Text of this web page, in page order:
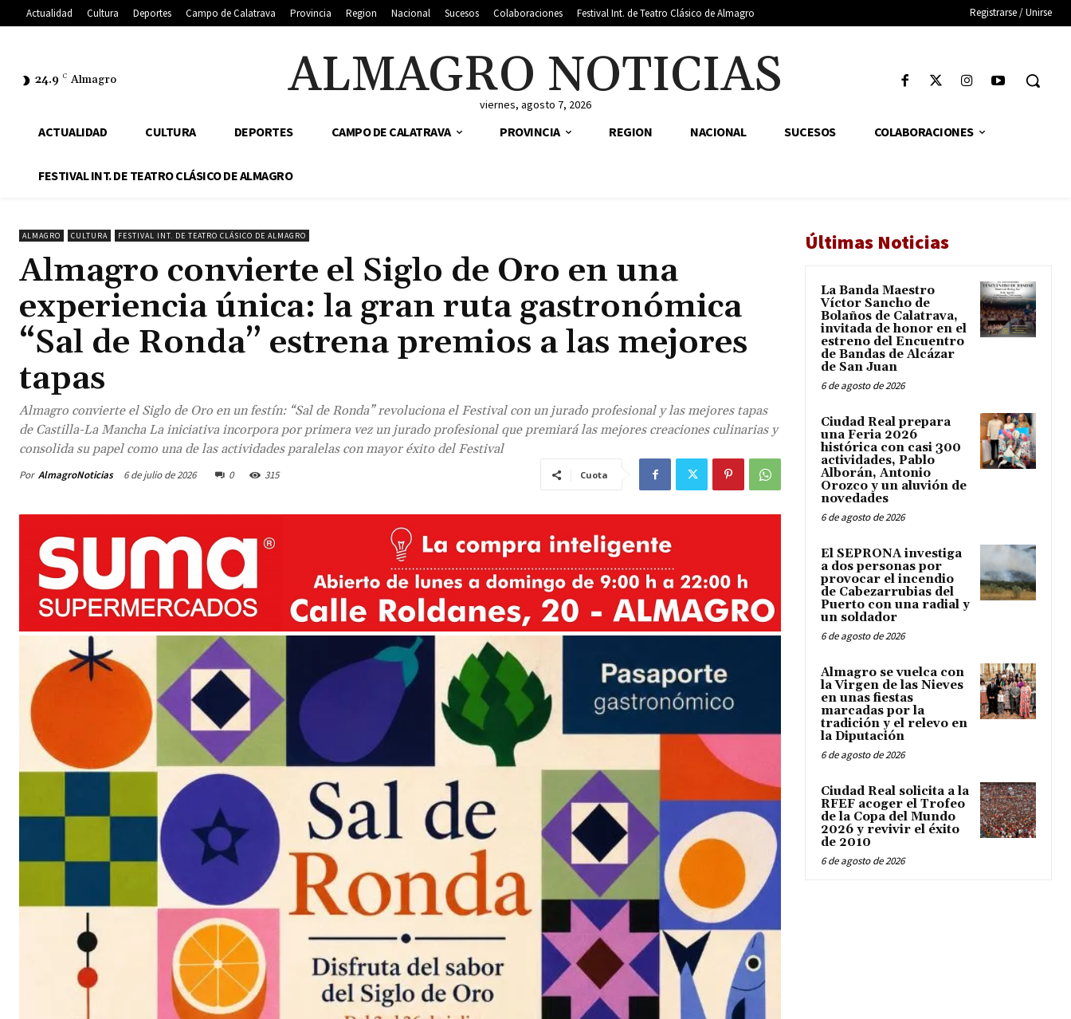
Actualidad Cultura Deportes Campo de Calatrava Provincia Region Nacional Sucesos Colaboraciones Festival Int. de Teatro Clásico de Almagro Registrarse / Unirse
24.9 C Almagro ALMAGRO NOTICIAS
viernes, agosto 7, 2026
ACTUALIDAD CULTURA DEPORTES CAMPO DE CALATRAVA PROVINCIA REGION NACIONAL SUCESOS COLABORACIONES
FESTIVAL INT. DE TEATRO CLÁSICO DE ALMAGRO
ALMAGRO CULTURA FESTIVAL INT. DE TEATRO CLÁSICO DE ALMAGRO
Almagro convierte el Siglo de Oro en una
experiencia única: la gran ruta gastronómica
“Sal de Ronda” estrena premios a las mejores
tapas
Almagro convierte el Siglo de Oro en un festín: “Sal de Ronda” revoluciona el Festival con un jurado profesional y las mejores tapas
de Castilla-La Mancha La iniciativa incorpora por primera vez un jurado profesional que premiará las mejores creaciones culinarias y
consolida su papel como una de las actividades paralelas con mayor éxito del Festival
Por AlmagroNoticias 6 de julio de 2026 0 315 Cuota
Últimas Noticias
La Banda Maestro
Víctor Sancho de
Bolaños de Calatrava,
invitada de honor en el
estreno del Encuentro
de Bandas de Alcázar
de San Juan
6 de agosto de 2026
Ciudad Real prepara
una Feria 2026
histórica con casi 300
actividades, Pablo
Alborán, Antonio
Orozco y un aluvión de
novedades
6 de agosto de 2026
El SEPRONA investiga
a dos personas por
provocar el incendio
de Cabezarrubias del
Puerto con una radial y
un soldador
6 de agosto de 2026
Almagro se vuelca con
la Virgen de las Nieves
en unas fiestas
marcadas por la
tradición y el relevo en
la Diputación
6 de agosto de 2026
Ciudad Real solicita a la
RFEF acoger el Trofeo
de la Copa del Mundo
2026 y revivir el éxito
de 2010
6 de agosto de 2026